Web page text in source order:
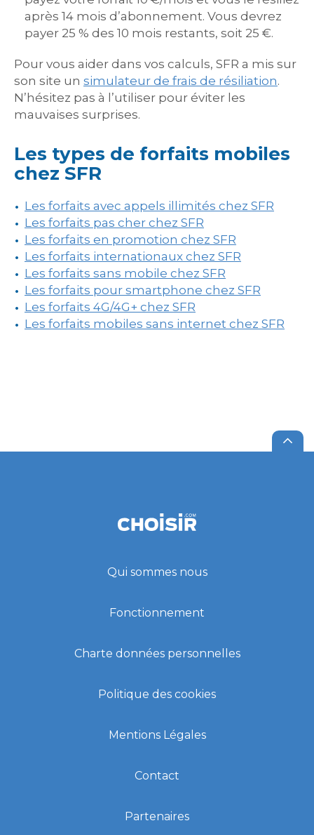
après 14 mois d’abonnement. Vous devrez
payer 25 % des 10 mois restants, soit 25 €.
Pour vous aider dans vos calculs, SFR a mis sur
son site un simulateur de frais de résiliation.
N’hésitez pas à l’utiliser pour éviter les
mauvaises surprises.
Les types de forfaits mobiles
chez SFR
Les forfaits avec appels illimités chez SFR
Les forfaits pas cher chez SFR
Les forfaits en promotion chez SFR
Les forfaits internationaux chez SFR
Les forfaits sans mobile chez SFR
Les forfaits pour smartphone chez SFR
Les forfaits 4G/4G+ chez SFR
Les forfaits mobiles sans internet chez SFR
Qui sommes nous
Fonctionnement
Charte données personnelles
Politique des cookies
Mentions Légales
Contact
Partenaires